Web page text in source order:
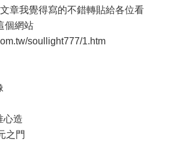
章我覺得寫的不錯轉貼給各位看
個網站
soullight777/1.htm
心造
之門